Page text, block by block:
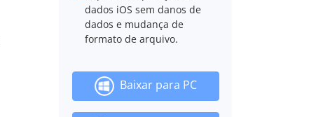
dados iOS sem danos de
dados e mudança de
formato de arquivo.
Baixar para PC